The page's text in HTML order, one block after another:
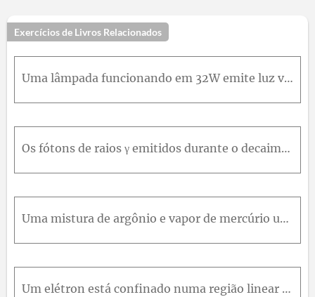
Exercícios de Livros Relacionados
Uma lâmpada funcionando em 32W emite luz violeta de comprimento de onda 420 nm. Quantos fótons de luz azul pode a lâmpada gerar em 2,0s
Os fótons de raios γ emitidos durante o decaimento nuclear de um átomo de tecnécio-99 usado em produtos radiofarmacêuticos têm energia igual a 140,511K e V . Calcule a energia de um fótons desses raio
Uma mistura de argônio e vapor de mercúrio usada em sianais azuis de advertência emite luz de comprimento de onda 470 nm.Calcule a mudança de energia resultante da emissão de 1,00m o l de fótons nesse
Um elétron está confinado numa região linear do espaço que tem o comprimento da mesma ordem que o diâmetro de um átomo (cerca de 100 p m ). Calcule as incertezas mínimas na posição e na velocidade do